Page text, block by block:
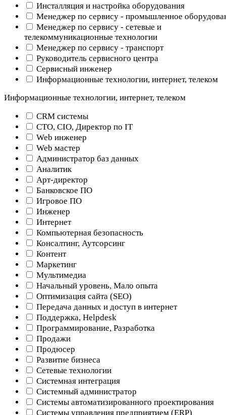
Инсталляция и настройка оборудования
Менеджер по сервису - промышленное
Менеджер по сервису - сетевые и
телекоммуникационные технологии
Менеджер по сервису - транспорт
Руководитель сервисного центра
Сервисный инженер
Информационные технологии, интернет, телеком
Информационные технологии, интернет, телеком
CRM системы
CTO, CIO, Директор по IT
Web инженер
Web мастер
Администратор баз данных
Аналитик
Арт-директор
Банковское ПО
Игровое ПО
Инженер
Интернет
Компьютерная безопасность
Консалтинг, Аутсорсинг
Контент
Маркетинг
Мультимедиа
Начальный уровень, Мало опыта
Оптимизация сайта (SEO)
Передача данных и доступ в интернет
Поддержка, Helpdesk
Программирование, Разработка
Продажи
Продюсер
Развитие бизнеса
Сетевые технологии
Системная интеграция
Системный администратор
Системы автоматизированного проектирования
Системы управления предприятием (ERP)